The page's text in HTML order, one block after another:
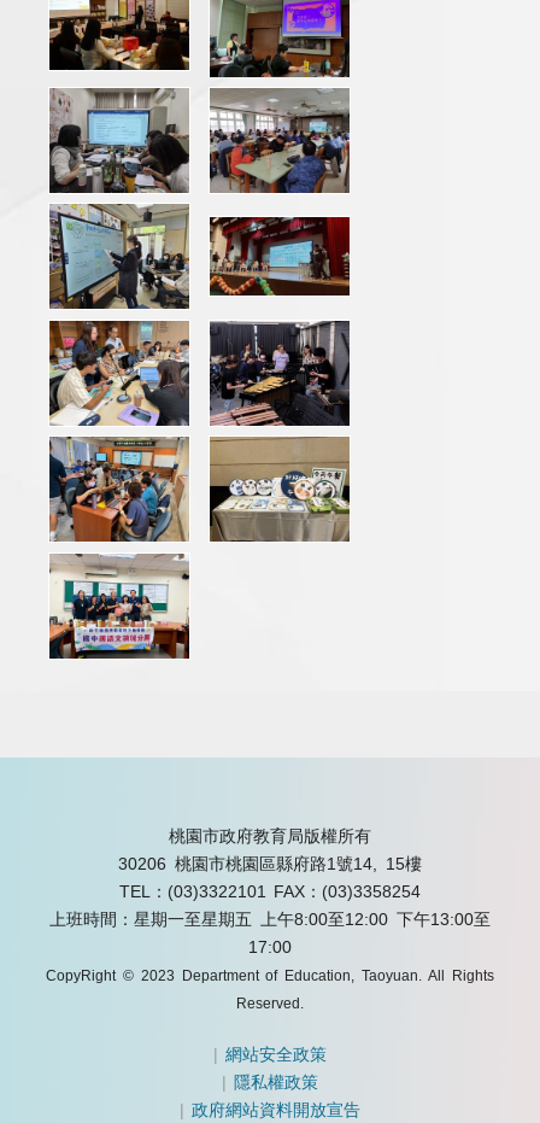
桃園市政府教育局版權所有
30206 桃園市桃園區縣府路1號14, 15樓
TEL：(03)3322101
FAX：(03)3358254
上班時間：星期一至星期五 上午8:00至12:00 下午13:00至
17:00
CopyRight © 2023 Department of Education, Taoyuan. All Rights
Reserved.
|網站安全政策
| 隱私權政策
|政府網站資料開放宣告